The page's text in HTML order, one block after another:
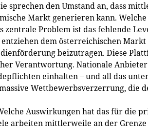
sprechen den Umstand an, dass
Markt generieren kann. Welche
zentrale Problem ist das fehlende
dem österreichischen
beizutragen. Diese
Verantwortung. Nationale
einhalten – und all das
Wettbewerbsverzerrung, die
Auswirkungen hat das für die
arbeiten mittlerweile an der